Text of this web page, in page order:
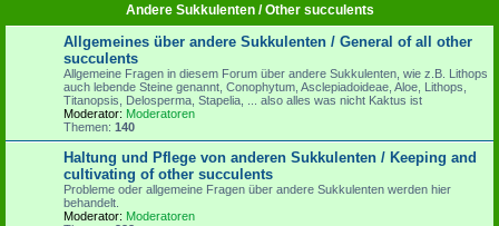
Andere Sukkulenten / Other succulents
Allgemeines über andere Sukkulenten / General of all other
succulents
Allgemeine Fragen in diesem Forum über andere Sukkulenten, wie z.B. Lithops
auch lebende Steine genannt, Conophytum, Asclepiadoideae, Aloe, Lithops,
Titanopsis, Delosperma, Stapelia, ... also alles was nicht Kaktus ist
Moderator: Moderatoren
Themen: 140
Haltung und Pflege von anderen Sukkulenten / Keeping and
cultivating of other succulents
Probleme oder allgemeine Fragen über andere Sukkulenten werden hier
behandelt.
Moderator: Moderatoren